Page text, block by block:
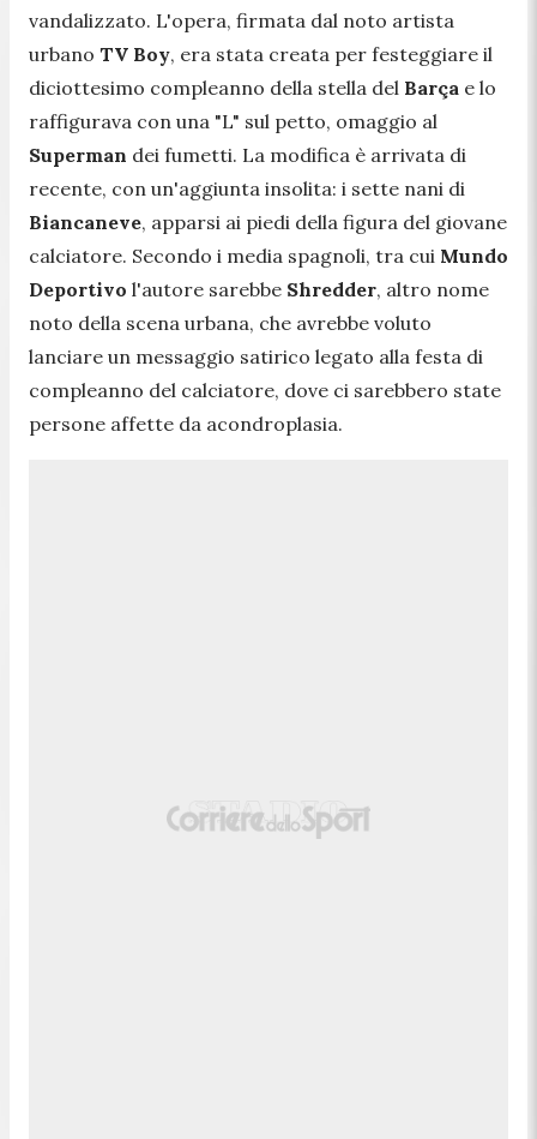
vandalizzato. L'opera, firmata dal noto artista
urbano TV Boy, era stata creata per festeggiare il
diciottesimo compleanno della stella del Barça e lo
raffigurava con una "L" sul petto, omaggio al
Superman dei fumetti. La modifica è arrivata di
recente, con un'aggiunta insolita: i sette nani di
Biancaneve, apparsi ai piedi della figura del giovane
calciatore. Secondo i media spagnoli, tra cui Mundo
Deportivo l'autore sarebbe Shredder, altro nome
noto della scena urbana, che avrebbe voluto
lanciare un messaggio satirico legato alla festa di
compleanno del calciatore, dove ci sarebbero state
persone affette da acondroplasia.